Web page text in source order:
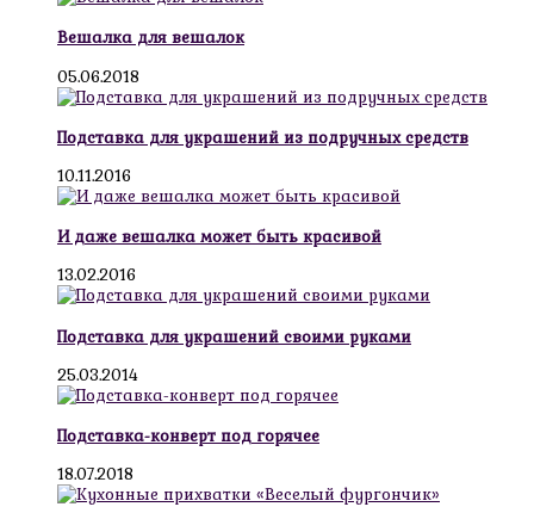
Вешалка для вешалок
05.06.2018
Подставка для украшений из подручных средств
10.11.2016
И даже вешалка может быть красивой
13.02.2016
Подставка для украшений своими руками
25.03.2014
Подставка-конверт под горячее
18.07.2018